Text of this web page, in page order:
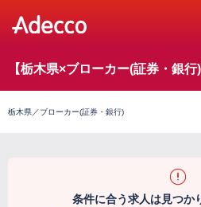
【栃木県×ブローカー(証券・銀
栃木県／ブローカー(証券・銀行)
条件に合う求人は見つか